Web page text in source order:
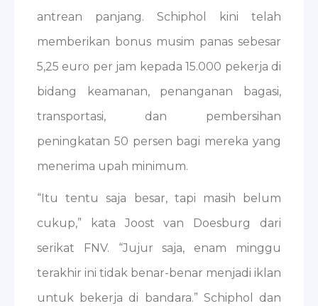
antrean panjang. Schiphol kini telah
memberikan bonus musim panas sebesar
5,25 euro per jam kepada 15.000 pekerja di
bidang keamanan, penanganan bagasi,
transportasi, dan pembersihan
peningkatan 50 persen bagi mereka yang
menerima upah minimum.
“Itu tentu saja besar, tapi masih belum
cukup,” kata Joost van Doesburg dari
serikat FNV. “Jujur saja, enam minggu
terakhir ini tidak benar-benar menjadi iklan
untuk bekerja di bandara.” Schiphol dan